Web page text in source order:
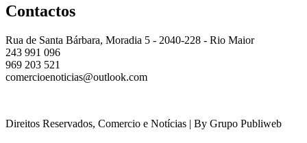
Contactos
Rua de Santa Bárbara, Moradia 5 - 2040-228 - Rio Maior
243 991 096
969 203 521
comercioenoticias@outlook.com
Direitos Reservados, Comercio e Notícias | By Grupo Publiweb